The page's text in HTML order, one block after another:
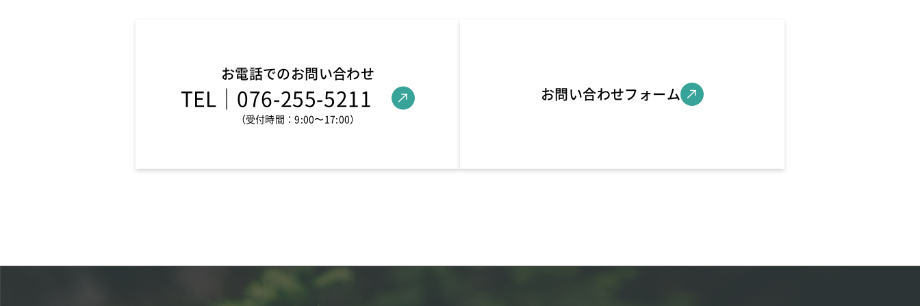
お電話でのお問い合わせ
TEL｜076-255-5211
（受付時間：9:00〜17:00）
お問い合わせフォーム